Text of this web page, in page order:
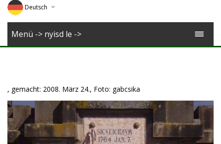
Deutsch
English
Menü -> nyisd le ->
, gemacht: 2008. März 24., Foto: gabcsika